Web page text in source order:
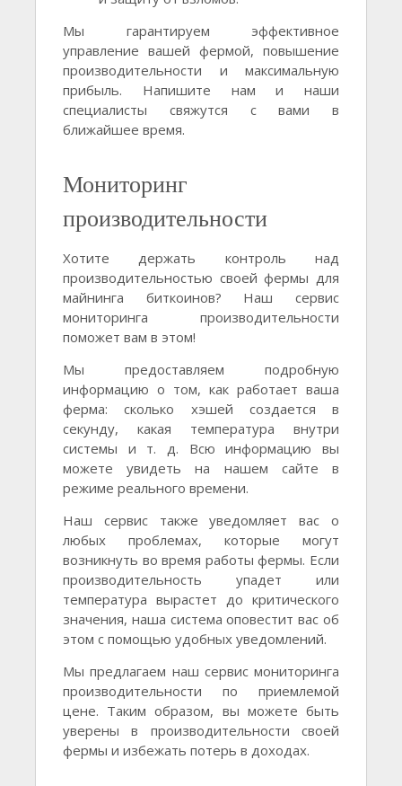
Мы гарантируем эффективное
управление вашей фермой, повышение
производительности и максимальную
прибыль. Напишите нам и наши
специалисты свяжутся с вами в
ближайшее время.
Мониторинг
производительности
Хотите держать контроль над
производительностью своей фермы для
майнинга биткоинов? Наш сервис
мониторинга производительности
поможет вам в этом!
Мы предоставляем подробную
информацию о том, как работает ваша
ферма: сколько хэшей создается в
секунду, какая температура внутри
системы и т. д. Всю информацию вы
можете увидеть на нашем сайте в
режиме реального времени.
Наш сервис также уведомляет вас о
любых проблемах, которые могут
возникнуть во время работы фермы. Если
производительность упадет или
температура вырастет до критического
значения, наша система оповестит вас об
этом с помощью удобных уведомлений.
Мы предлагаем наш сервис мониторинга
производительности по приемлемой
цене. Таким образом, вы можете быть
уверены в производительности своей
фермы и избежать потерь в доходах.